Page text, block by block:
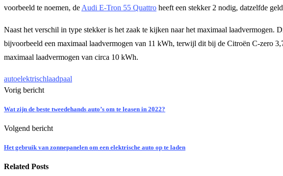
voorbeeld te noemen, deAudi E-Tron 55 Quattro heeft een stekker 2 nodig, datzelfde
Naast het verschil in type stekker is het zaak te kijken naar het maximaal laadvermogen.
bijvoorbeeld een maximaal laadvermogen van 11 kWh, terwijl dit bij de Citroën C-zero
maximaal laadvermogen van circa 10 kWh.
autoelektrischlaadpaal
Vorig bericht
Wat zijn de beste tweedehands auto’s om te leasen in 2022?
Volgend bericht
Het gebruik van zonnepanelen om een elektrische auto op te laden
Related Posts